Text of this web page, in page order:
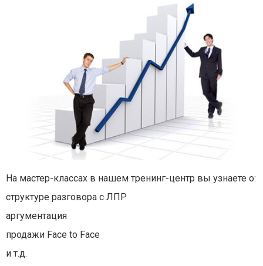
На мастер-классах в нашем тренинг-центр вы узнаете о:
структуре разговора с ЛПР
аргументация
продажи Face to Face
и т.д.